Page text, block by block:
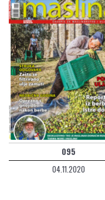
095
04.11.2020